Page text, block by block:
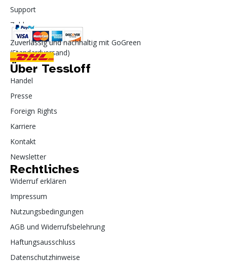
Support
Zahlung
Zuverlässig und nachhaltig mit GoGreen
(Standardversand)
Über Tessloff
Handel
Presse
Foreign Rights
Karriere
Kontakt
Newsletter
Rechtliches
Widerruf erklären
Impressum
Nutzungsbedingungen
AGB und Widerrufsbelehrung
Haftungsausschluss
Datenschutzhinweise